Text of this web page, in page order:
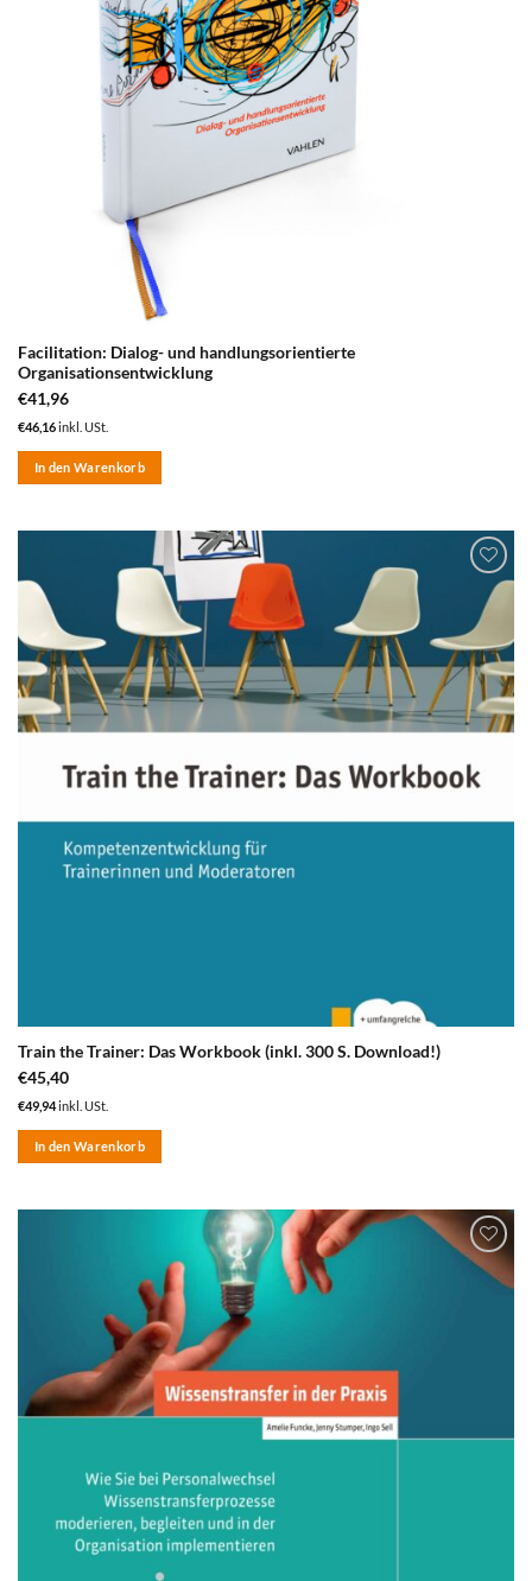
Facilitation: Dialog- und handlungsorientierte
Organisationsentwicklung
€41,96
€46,16inkl. USt.
In den Warenkorb
Merkzettel
hinzufügen
Train the Trainer: Das Workbook (inkl. 300 S. Download!)
€45,40
€49,94inkl. USt.
In den Warenkorb
zum
Merkzettel